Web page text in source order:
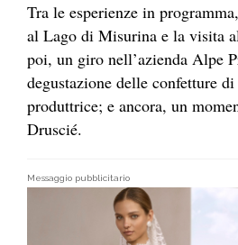
Tra le esperienze in
al Lago di Misurina e la visita
poi, un giro nell’azienda Alpe
degustazione delle confetture
produttrice; e ancora, un
Druscié.
Messaggio pubblicitario